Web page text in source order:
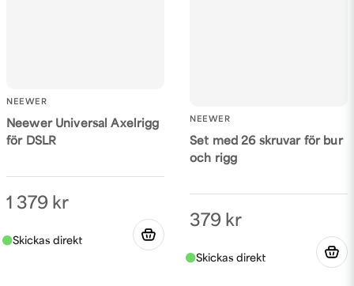
NEEWER
Neewer Universal Axelrigg
för DSLR
1 379 kr
NEEWER
Set med 26 skruvar för bur
och rigg
379 kr